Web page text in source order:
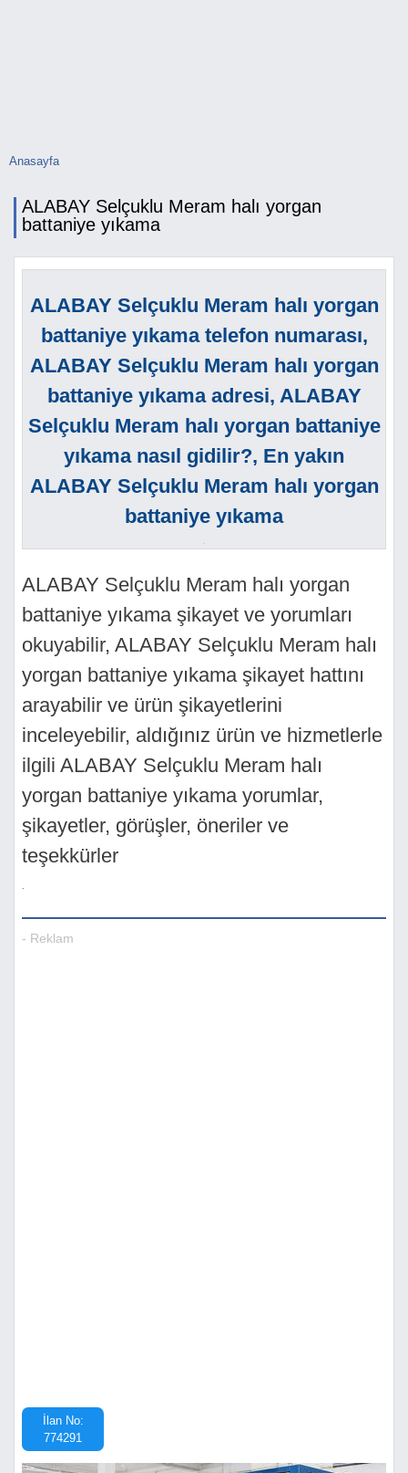
Buradasınız
Anasayfa
ALABAY Selçuklu Meram halı yorgan
battaniye yıkama
ALABAY Selçuklu Meram halı yorgan
battaniye yıkama telefon numarası,
ALABAY Selçuklu Meram halı yorgan
battaniye yıkama adresi, ALABAY
Selçuklu Meram halı yorgan battaniye
yıkama nasıl gidilir?, En yakın
ALABAY Selçuklu Meram halı yorgan
battaniye yıkama
.
ALABAY Selçuklu Meram halı yorgan
battaniye yıkama şikayet ve yorumları
okuyabilir, ALABAY Selçuklu Meram halı
yorgan battaniye yıkama şikayet hattını
arayabilir ve ürün şikayetlerini
inceleyebilir, aldığınız ürün ve hizmetlerle
ilgili ALABAY Selçuklu Meram halı
yorgan battaniye yıkama yorumlar,
şikayetler, görüşler, öneriler ve
teşekkürler
.
- Reklam
İlan No:
774291